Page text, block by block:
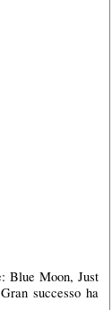
Blue Moon, Just
successo ha